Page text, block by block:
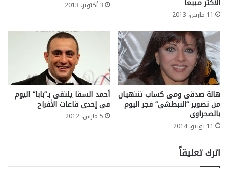
الأكثر مبيعا
11 مارس، 2013
3 أكتوبر، 2013
هالة صدقى ومى كساب تنتهيان
من تصوير “النبطشى” فجر اليوم
بالصحراوى
11 يونيو، 2014
أحمد السقا يلتقى بـ”بابا” اليوم
فى إحدى قاعات الأفراح
5 مارس، 2012
اترك تعليقاً